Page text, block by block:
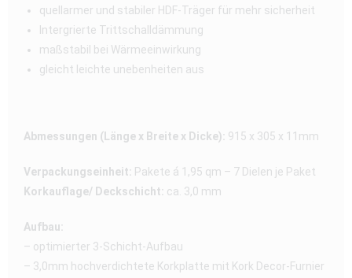
quellarmer und stabiler HDF-Träger für mehr sicherheit
Intergrierte Trittschalldämmung
maßstabil bei Wärmeeinwirkung
gleicht leichte unebenheiten aus
Abmessungen (Länge x Breite x Dicke): 915 x 305 x 11mm
Verpackungseinheit: Pakete á 1,95 qm – 7 Dielen je Paket
Korkauflage/ Deckschicht: ca. 3,0 mm
Aufbau:
– optimierter 3-Schicht-Aufbau
– 3,0mm hochverdichtete Korkplatte mit Kork Decor-Furnier